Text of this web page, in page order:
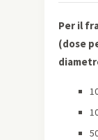
Per il
(dose